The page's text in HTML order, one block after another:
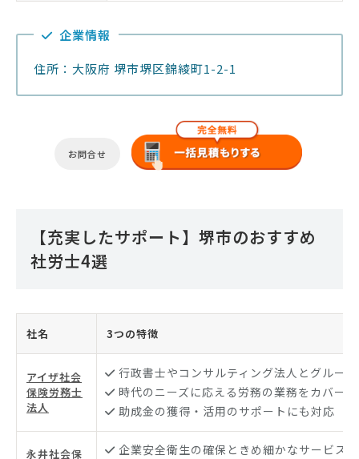
企業情報
住所：大阪府 堺市堺区錦綾町1-2-1
お問合せ
【充実したサポート】堺市のおすすめ
社労士4選
社名 3つの特徴
アイザ社会
保険労務士
法人
行政書士やコンサルティング法人とグルー
時代のニーズに応える労務の業務をカバー
助成金の獲得・活用のサポートにも対応
永井社会保
企業安全衛生の確保ときめ細かなサービス